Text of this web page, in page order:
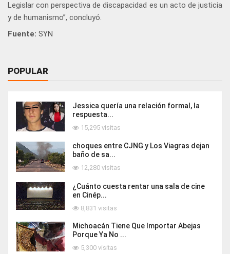
Legislar con perspectiva de discapacidad es un acto de justicia
y de humanismo”, concluyó.
Fuente: SYN
POPULAR
Jessica quería una relación formal, la
respuesta...
15,295 visitas
choques entre CJNG y Los Viagras dejan
baño de sa...
12,280 visitas
¿Cuánto cuesta rentar una sala de cine
en Cinép...
8,831 visitas
Michoacán Tiene Que Importar Abejas
Porque Ya No ...
5,300 visitas